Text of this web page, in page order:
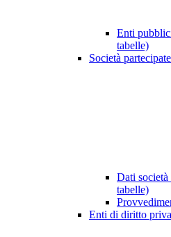
Enti
tabelle)
Società partecipate
Dati società
tabelle)
Enti di diritto